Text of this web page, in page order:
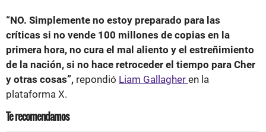
“NO. Simplemente no estoy preparado para las
críticas si no vende 100 millones de copias en la
primera hora, no cura el mal aliento y el estreñimiento
de la nación, si no hace retroceder el tiempo para Cher
y otras cosas”, repondió Liam Gallagher en la
plataforma X.
Te recomendamos